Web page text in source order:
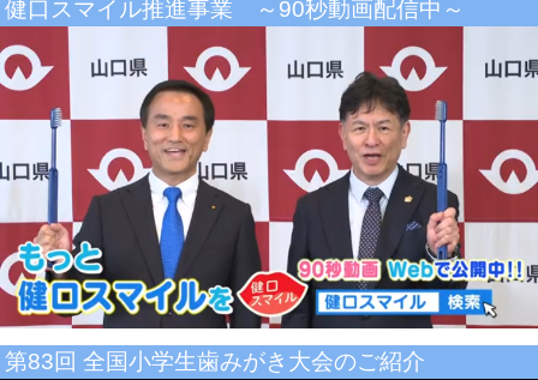
健口スマイル推進事業 ～90秒動画配信中～
第83回 全国小学生歯みがき大会のご紹介